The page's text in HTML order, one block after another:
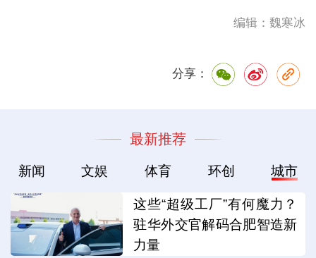
编辑：魏寒冰
分享：
最新推荐
新闻 文娱 体育 环创 城市
这些“超级工厂”有何魔力？
驻华外交官解码合肥智造新
力量